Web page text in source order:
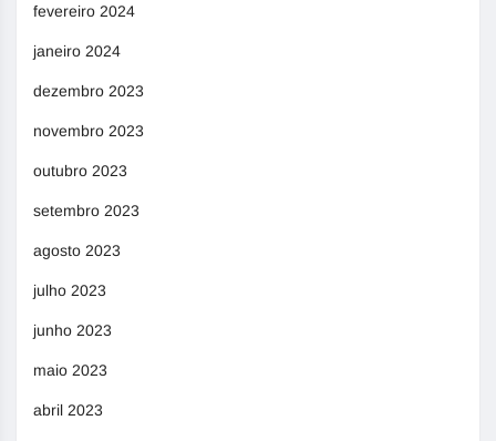
fevereiro 2024
janeiro 2024
dezembro 2023
novembro 2023
outubro 2023
setembro 2023
agosto 2023
julho 2023
junho 2023
maio 2023
abril 2023